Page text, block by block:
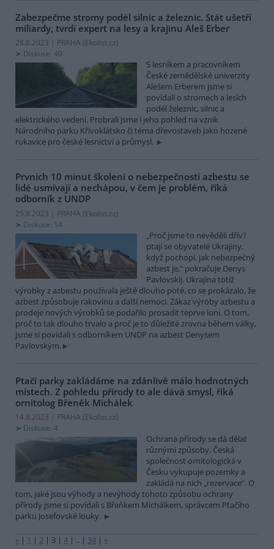
Zabezpečme stromy podél silnic a železnic. Stát ušetří
miliardy, tvrdí expert na lesy a krajinu Aleš Erber
28.8.2023 | PRAHA (Ekolist.cz)
Diskuse: 40
S lesníkem a pracovníkem
České zemědělské univerzity
Alešem Erberem jsme si
povídali o stromech a lesích
podél železnic, silnic a
elektrického vedení. Probrali jsme i jeho pohled na vznik
Národního parku Křivoklátsko či téma dřevostaveb jako hozené
rukavice pro české lesnictví a průmysl.
Prvních 10 minut školení o nebezpečnosti azbestu se
lidé usmívají a nechápou, v čem je problém, říká
odborník z UNDP
25.8.2023 | PRAHA (Ekolist.cz)
Diskuse: 14
„Proč jsme to nevěděli dřív?
ptají se obyvatelé Ukrajiny,
když pochopí, jak nebezpečný
azbest je,“ pokračuje Denys
Pavlovskij. Ukrajina totiž
výrobky z azbestu používala ještě dlouho poté, co se prokázalo, že
azbest způsobuje rakovinu a další nemoci. Zákaz výroby azbestu a
prodeje nových výrobků se podařilo prosadit teprve loni. O tom,
proč to tak dlouho trvalo a proč je to důležité zrovna během války,
jsme si povídali s odborníkem UNDP na azbest Denysem
Pavlovským.
Ptačí parky zakládáme na zdánlivě málo hodnotných
místech. Z pohledu přírody to ale dává smysl, říká
ornitolog Břeněk Michálek
14.8.2023 | PRAHA (Ekolist.cz)
Diskuse: 4
Ochrana přírody se dá dělat
různými způsoby. Česká
společnost ornitologická v
Česku vykupuje pozemky a
zakládá na nich „rezervace“. O
tom, jaké jsou výhody a nevýhody tohoto způsobu ochrany
přírody jsme si povídali s Břeňkem Michálkem, správcem Ptačího
parku Josefovské louky.
« | 1 | 2 | 3 | 4 | .. | 34 | »